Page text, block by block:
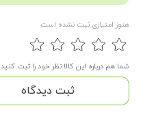
هنوز امتیازی ثبت نشده است
شما هم درباره این کالا نظر خود را ثبت کنید
ثبت دیدگاه